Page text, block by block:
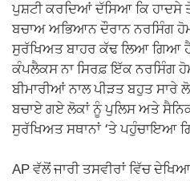
ਪੁਸ਼ਟੀ ਕਰਦਿਆਂ ਦੱਸਿਆ ਕਿ ਹਾਦਸੇ
ਬਚਾਅ ਅਭਿਆਨ ਦੌਰਾਨ ਨਰਸਿੰਗ
ਸੁਰੱਖਿਅਤ ਬਾਹਰ ਕੱਢ ਲਿਆ ਗਿਆ
ਕੰਪਲੈਕਸ ਨਾ ਸਿਰਫ਼ ਇੱਕ ਨਰਸਿੰਗ
ਬੀਮਾਰੀਆਂ ਨਾਲ ਪੀੜਤ ਬਹੁਤ ਸਾਰੇ
ਬਚਾਏ ਗਏ ਲੋਕਾਂ ਨੂੰ ਪੁਲਿਸ ਅਤੇ
ਸੁਰੱਖਿਅਤ ਸਥਾਨਾਂ ‘ਤੇ ਪਹੁੰਚਾਇਆ
AP ਵੱਲੋਂ ਜਾਰੀ ਤਸਵੀਰਾਂ ਵਿੱਚ